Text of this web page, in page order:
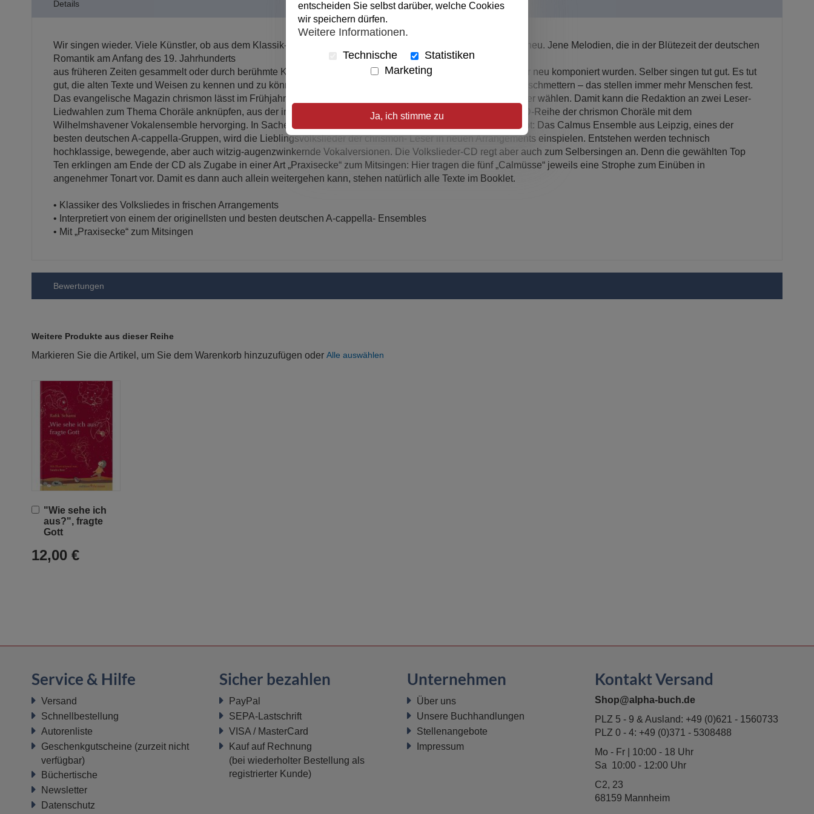
Details
Wir singen wieder. Viele Künstler, ob aus dem Klassik- oder dem Popbereich, entdecken das gute alte Liedgut neu. Jene Melodien, die in der Blütezeit der deutschen
Romantik am Anfang des 19. Jahrhunderts
aus früheren Zeiten gesammelt oder durch berühmte Komponisten wie Franz Schubert und Carl Friedrich Zelter neu komponiert wurden. Selber singen tut gut. Es tut
gut, die alten Texte und Weisen zu kennen und zu können, es ist ein Genuss, die Stimme zu erheben und loszuschmettern – das stellen immer mehr Menschen fest.
Das evangelische Magazin chrismon lässt im Frühjahr 2008 Leserinnen und Leser ihre zehn liebsten Volkslieder wählen. Damit kann die Redaktion an zwei Leser-
Liedwahlen zum Thema Choräle anknüpfen, aus der in den Jahren 2002 bis 2004 die bis heute erfolgreiche CD-Reihe der chrismon Choräle mit dem
Wilhelmshavener Vokalensemble hervorging. In Sachen Volkslied gibt es nun ein neues musikalisches Konzept: Das Calmus Ensemble aus Leipzig, eines der
besten deutschen A-cappella-Gruppen, wird die Lieblingsvolkslieder der chrismon- Leser in neuen Arrangements einspielen. Entstehen werden technisch
hochklassige, bewegende, aber auch witzig-augenzwinkernde Vokalversionen. Die Volkslieder-CD regt aber auch zum Selbersingen an. Denn die gewählten Top
Ten erklingen am Ende der CD als Zugabe in einer Art „Praxisecke“ zum Mitsingen: Hier tragen die fünf „Calmüsse“ jeweils eine Strophe zum Einüben in
angenehmer Tonart vor. Damit es dann auch allein weitergehen kann, stehen natürlich alle Texte im Booklet.
• Klassiker des Volksliedes in frischen Arrangements
• Interpretiert von einem der originellsten und besten deutschen A-cappella- Ensembles
• Mit „Praxisecke“ zum Mitsingen
Bewertungen
Weitere Produkte aus dieser Reihe
Markieren Sie die Artikel, um Sie dem Warenkorb hinzuzufügen oder Alle auswählen
"Wie sehe ich
aus?", fragte
Gott
12,00 €
In
den
Warenkorb
entscheiden Sie selbst darüber, welche Cookies
wir speichern dürfen.
Weitere Informationen.
Technische
Statistiken
Marketing
Ja, ich stimme zu
Service & Hilfe
Versand
Schnellbestellung
Autorenliste
Geschenkgutscheine (zurzeit nicht
verfügbar)
Büchertische
Newsletter
Datenschutz
Sicher bezahlen
PayPal
SEPA-Lastschrift
VISA / MasterCard
Kauf auf Rechnung
(bei wiederholter Bestellung als
registrierter Kunde)
Unternehmen
Über uns
Unsere Buchhandlungen
Stellenangebote
Impressum
Kontakt Versand
Shop@alpha-buch.de
PLZ 5 - 9 & Ausland: +49 (0)621 - 1560733
PLZ 0 - 4: +49 (0)371 - 5308488
Mo - Fr | 10:00 - 18 Uhr
Sa 10:00 - 12:00 Uhr
C2, 23
68159 Mannheim